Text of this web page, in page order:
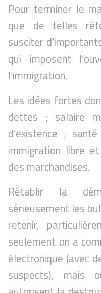
Pour terminer le
que de telles
susciter
qui imposent
l’immigration.
Les idées fortes
dettes ; salaire
d’existence ;
immigration libre
des marchandises.
Rétablir la
sérieusement les
retenir,
seulement on a
électronique (avec
suspects), mais